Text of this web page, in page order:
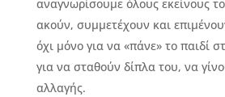
αναγνωρίσουμε όλους εκείνους
ακούν, συμμετέχουν και
όχι μόνο για να «πάνε» το παιδί
για να σταθούν δίπλα του, να
αλλαγής.